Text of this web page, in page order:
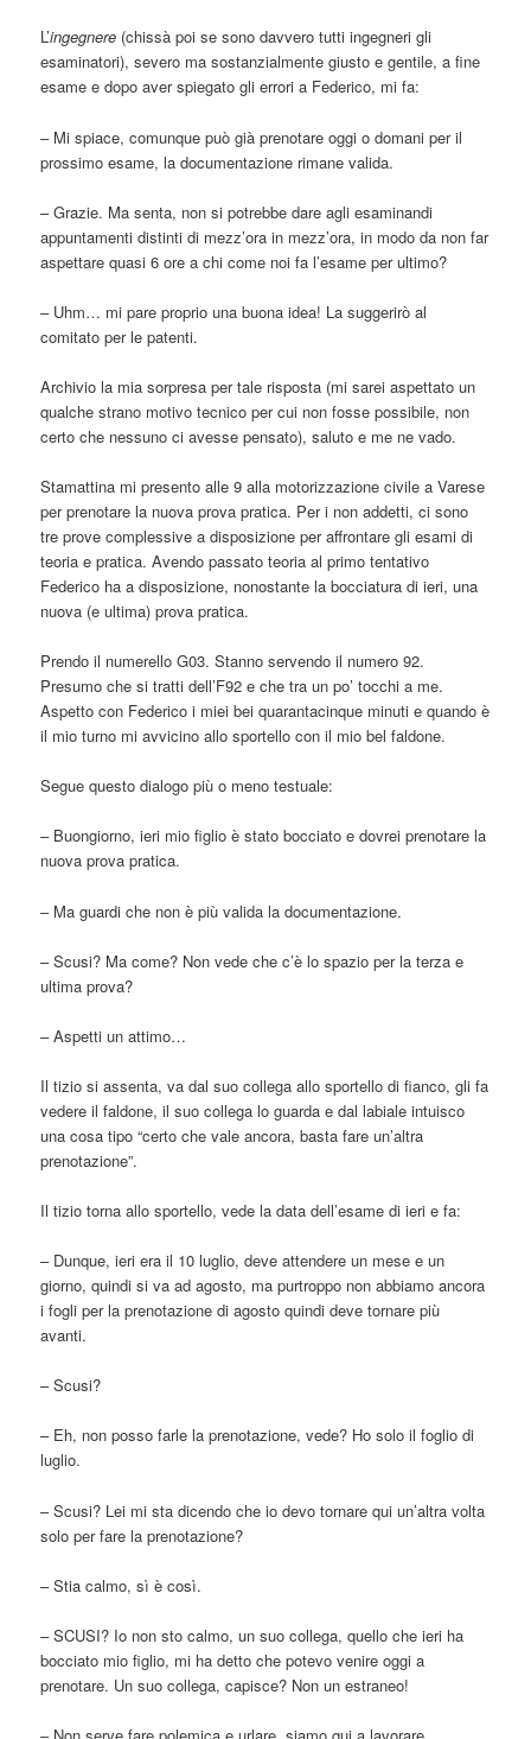
L’ingegnere (chissà poi se sono davvero tutti ingegneri gli
esaminatori), severo ma sostanzialmente giusto e gentile, a fine
esame e dopo aver spiegato gli errori a Federico, mi fa:
– Mi spiace, comunque può già prenotare oggi o domani per il
prossimo esame, la documentazione rimane valida.
– Grazie. Ma senta, non si potrebbe dare agli esaminandi
appuntamenti distinti di mezz’ora in mezz’ora, in modo da non far
aspettare quasi 6 ore a chi come noi fa l’esame per ultimo?
– Uhm… mi pare proprio una buona idea! La suggerirò al
comitato per le patenti.
Archivio la mia sorpresa per tale risposta (mi sarei aspettato un
qualche strano motivo tecnico per cui non fosse possibile, non
certo che nessuno ci avesse pensato), saluto e me ne vado.
Stamattina mi presento alle 9 alla motorizzazione civile a Varese
per prenotare la nuova prova pratica. Per i non addetti, ci sono
tre prove complessive a disposizione per affrontare gli esami di
teoria e pratica. Avendo passato teoria al primo tentativo
Federico ha a disposizione, nonostante la bocciatura di ieri, una
nuova (e ultima) prova pratica.
Prendo il numerello G03. Stanno servendo il numero 92.
Presumo che si tratti dell’F92 e che tra un po’ tocchi a me.
Aspetto con Federico i miei bei quarantacinque minuti e quando è
il mio turno mi avvicino allo sportello con il mio bel faldone.
Segue questo dialogo più o meno testuale:
– Buongiorno, ieri mio figlio è stato bocciato e dovrei prenotare la
nuova prova pratica.
– Ma guardi che non è più valida la documentazione.
– Scusi? Ma come? Non vede che c’è lo spazio per la terza e
ultima prova?
– Aspetti un attimo…
Il tizio si assenta, va dal suo collega allo sportello di fianco, gli fa
vedere il faldone, il suo collega lo guarda e dal labiale intuisco
una cosa tipo “certo che vale ancora, basta fare un’altra
prenotazione”.
Il tizio torna allo sportello, vede la data dell’esame di ieri e fa:
– Dunque, ieri era il 10 luglio, deve attendere un mese e un
giorno, quindi si va ad agosto, ma purtroppo non abbiamo ancora
i fogli per la prenotazione di agosto quindi deve tornare più
avanti.
– Scusi?
– Eh, non posso farle la prenotazione, vede? Ho solo il foglio di
luglio.
– Scusi? Lei mi sta dicendo che io devo tornare qui un’altra volta
solo per fare la prenotazione?
– Stia calmo, sì è così.
– SCUSI? Io non sto calmo, un suo collega, quello che ieri ha
bocciato mio figlio, mi ha detto che potevo venire oggi a
prenotare. Un suo collega, capisce? Non un estraneo!